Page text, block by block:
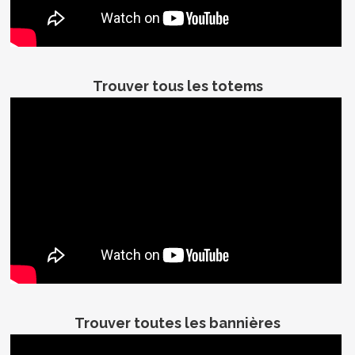
Trouver tous les totems
Trouver toutes les bannières